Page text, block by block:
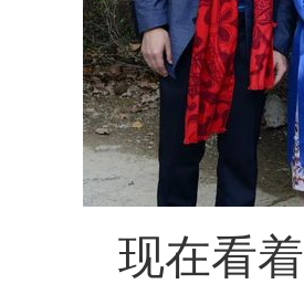
现在看着